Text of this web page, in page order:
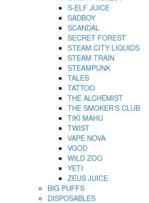
S-ELF JUICE
SADBOY
SCANDAL
SECRET FOREST
STEAM CITY LIQUIDS
STEAM TRAIN
STEAMPUNK
TALES
TATTOO
THE ALCHEMIST
THE SMOKER'S CLUB
TIKI MAHU
TWIST
VAPE NOVA
VGOD
WILD ZOO
YETI
ZEUS JUICE
BIG PUFFS
DISPOSABLES